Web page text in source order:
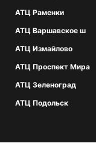
АТЦ Раменки
АТЦ Варшавское ш
АТЦ Измайлово
АТЦ Проспект Мира
АТЦ Зеленоград
АТЦ Подольск